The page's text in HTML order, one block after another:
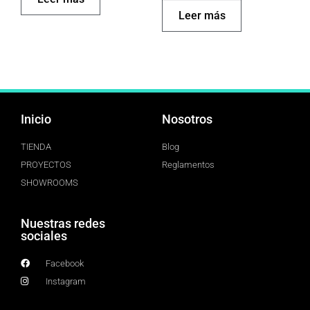
Leer más
Inicio
TIENDA
PROYECTOS
SHOWROOMS
Nosotros
Blog
Reglamentos
Nuestras redes
sociales
Facebook
Instagram